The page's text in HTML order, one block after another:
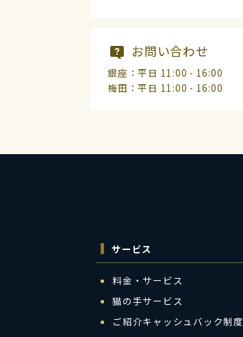
お問い合わせ
銀座：平日 11:00 - 16:00
梅田：平日 11:00 - 16:00
サービス
料金・サービス
猫の手サービス
ご紹介キャッシュバック制度